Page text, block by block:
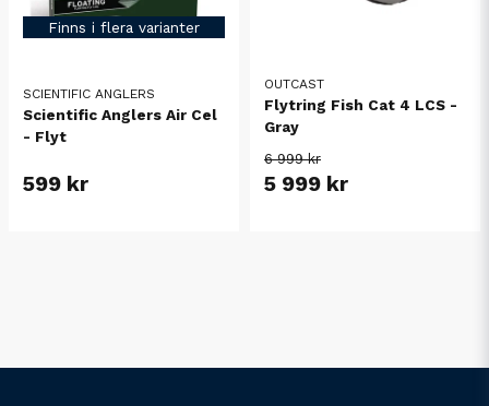
Finns i flera varianter
SCIENTIFIC ANGLERS
Scientific Anglers Air Cel
- Flyt
599 kr
OUTCAST
Flytring Fish Cat 4 LCS -
Gray
6 999 kr
5 999 kr